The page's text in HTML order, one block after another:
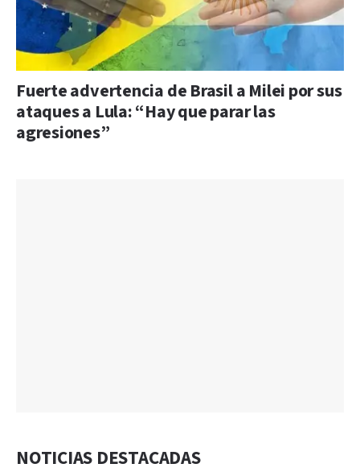
Fuerte advertencia de Brasil a Milei por sus
ataques a Lula: “Hay que parar las
agresiones”
NOTICIAS DESTACADAS